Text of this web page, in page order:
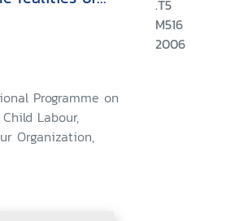
in
Programme on
Labour,
Organization,
.T5
M516
2006